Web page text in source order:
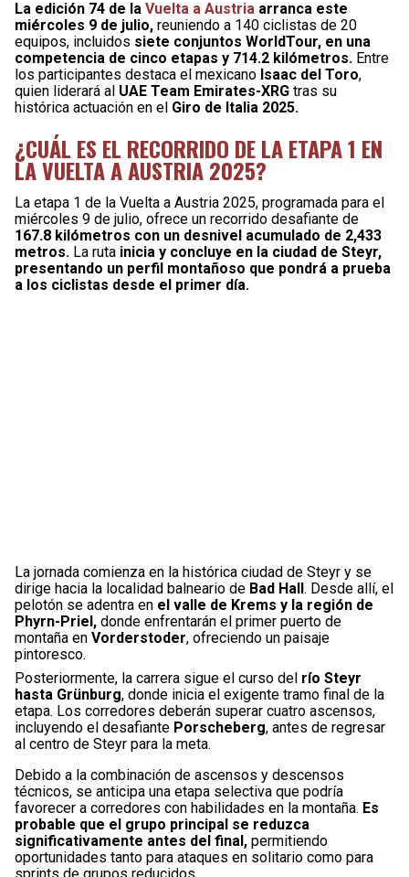
La edición 74 de la Vuelta a Austria arranca este
miércoles 9 de julio, reuniendo a 140 ciclistas de 20
equipos, incluidos siete conjuntos WorldTour, en una
competencia de cinco etapas y 714.2 kilómetros. Entre
los participantes destaca el mexicano Isaac del Toro,
quien liderará al UAE Team Emirates-XRG tras su
histórica actuación en el Giro de Italia 2025.
¿CUÁL ES EL RECORRIDO DE LA ETAPA 1 EN
LA VUELTA A AUSTRIA 2025?
La etapa 1 de la Vuelta a Austria 2025, programada para el
miércoles 9 de julio, ofrece un recorrido desafiante de
167.8 kilómetros con un desnivel acumulado de 2,433
metros. La ruta inicia y concluye en la ciudad de Steyr,
presentando un perfil montañoso que pondrá a prueba
a los ciclistas desde el primer día.
La jornada comienza en la histórica ciudad de Steyr y se
dirige hacia la localidad balneario de Bad Hall . Desde allí, el
pelotón se adentra en el valle de Krems y la región de
Phyrn-Priel, donde enfrentarán el primer puerto de
montaña en Vorderstoder, ofreciendo un paisaje
pintoresco.
Posteriormente, la carrera sigue el curso del río Steyr
hasta Grünburg, donde inicia el exigente tramo final de la
etapa. Los corredores deberán superar cuatro ascensos,
incluyendo el desafiante Porscheberg, antes de regresar
al centro de Steyr para la meta.
Debido a la combinación de ascensos y descensos
técnicos, se anticipa una etapa selectiva que podría
favorecer a corredores con habilidades en la montaña. Es
probable que el grupo principal se reduzca
significativamente antes del final, permitiendo
oportunidades tanto para ataques en solitario como para